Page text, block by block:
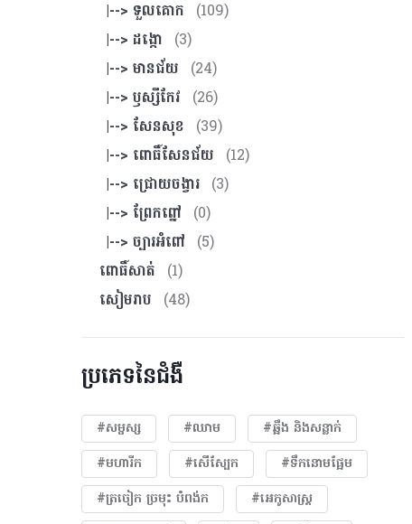
|--> ទួលគោក
(109)
|--> ដង្កោ
(3)
|--> មានជ័យ
(24)
|--> ឫស្សីកែវ
(26)
|--> សែនសុខ
(39)
|--> ពោធិ៍សែនជ័យ
(12)
|--> ជ្រោយចង្វារ (3)
|--> ព្រែកព្នៅ
(0)
|--> ច្បារអំពៅ
(5)
ពោធិ៍សាត់
(1)
សៀមរាប
(48)
ប្រភេទនៃជំងឺ
#សម្ផស្ស #ឈាម
#ឆ្អឹង និងសន្លាក់
#មហារីក​
#សើស្បែក
#ទឹកនោមផ្អែម
#ត្រចៀក ច្រមុះ បំពង់ក
#អេកូសាស្រ្ត